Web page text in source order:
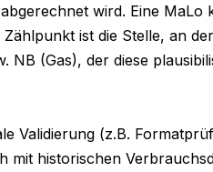
wird. Eine MaLo
ist die Stelle, an
(Gas), der diese
Validierung (z.B.
mit historischen